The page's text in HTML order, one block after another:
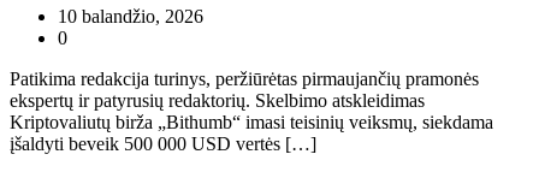
10 balandžio, 2026
0
Patikima redakcija turinys, peržiūrėtas pirmaujančių pramonės
ekspertų ir patyrusių redaktorių. Skelbimo atskleidimas
Kriptovaliutų birža „Bithumb“ imasi teisinių veiksmų, siekdama
įšaldyti beveik 500 000 USD vertės […]